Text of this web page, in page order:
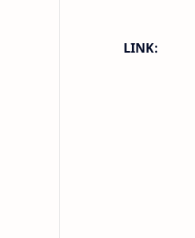
LINK: